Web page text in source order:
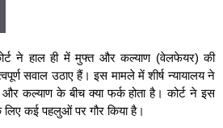
ने हाल ही में मुफ्त और कल्याण (वेलफेयर) की
सवाल उठाए हैं। इस मामले में शीर्ष न्यायालय ने
कल्याण के बीच क्या फर्क होता है। कोर्ट ने इस
लिए कई पहलुओं पर गौर किया है।